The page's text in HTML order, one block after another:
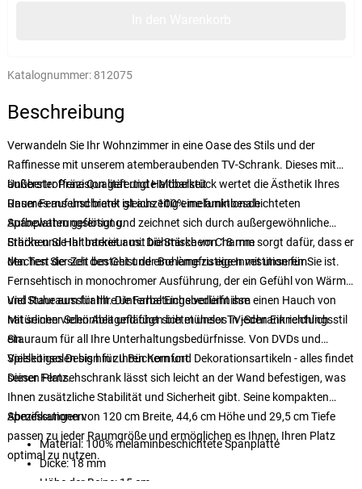
Katalognummer: 812075
Beschreibung
Verwandeln Sie Ihr Wohnzimmer in eine Oase des Stils und der
Raffinesse mit unserem atemberaubenden TV-Schrank. Dieses mit
äußerster Präzision gefertigte Möbelstück wertet die Ästhetik Ihres
Raumes auf und bietet gleichzeitig eine funktionale
Aufbewahrungslösung.
Unübertroffene Qualität und Haltbarkeit
Unser Fernsehschrank ist aus 100% melaminbeschichteten
Spanplatten gefertigt und zeichnet sich durch außergewöhnliche
Stärke und Haltbarkeit aus. Die Stärke von 18 mm sorgt dafür, dass er
den Test der Zeit besteht und eine langfristige Investition für Sie ist.
Erhöhen Sie Ihr Interieur mit böhmischem Charme
Machen Sie sich den Geist der Bohème zu eigen mit unserem
Fernsehtisch in monochromer Ausführung, der ein Gefühl von Wärme
und Ruhe ausstrahlt. Die Farbe Eiche verleiht ihm einen Hauch von
natürlicher Schönheit und fügt sich mühelos in jeden Einrichtungsstil
ein.
Viel Stauraum für Ihre Unterhaltungsbedürfnisse
Mit seinen vielen Ablageflächen bietet unser TV-Schrank reichlich
Stauraum für all Ihre Unterhaltungsbedürfnisse. Von DVDs und
Spielkonsolen bis hin zu Büchern und Dekorationsartikeln - alles findet
seinen Platz.
Vielseitiges Design für Ihren Komfort
Dieser Fernsehschrank lässt sich leicht an der Wand befestigen, was
Ihnen zusätzliche Stabilität und Sicherheit gibt. Seine kompakten
Abmessungen von 120 cm Breite, 44,6 cm Höhe und 29,5 cm Tiefe
passen zu jeder Raumgröße und ermöglichen es Ihnen, Ihren Platz
optimal zu nutzen.
Spezifikationen:
Material: 100% melaminbeschichtete Spanplatte
Dicke: 18 mm
Höhe der Beine: 15 cm